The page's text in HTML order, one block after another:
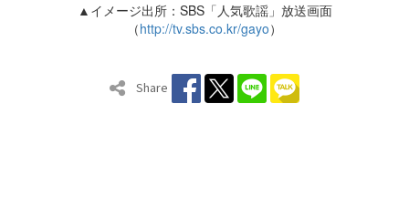
▲イメージ出所：SBS「人気歌謡」放送画面
（http://tv.sbs.co.kr/gayo）
Share